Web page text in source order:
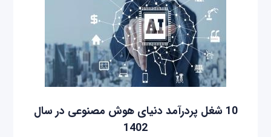
10 شغل پردرآمد دنیای هوش مصنوعی در سال
1402